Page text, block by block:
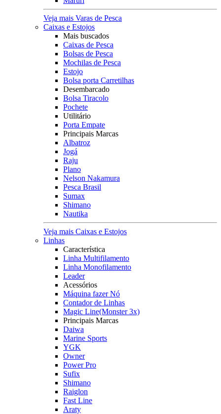
Veja mais Varas de Pesca
Caixas e Estojos
Mais buscados
Caixas de Pesca
Bolsas de Pesca
Mochilas de Pesca
Estojo
Bolsa porta Carretilhas
Desembarcado
Bolsa Tiracolo
Pochete
Utilitário
Porta Empate
Principais Marcas
Albatroz
Jogá
Raju
Plano
Nelson Nakamura
Pesca Brasil
Sumax
Shimano
Nautika
Veja mais Caixas e Estojos
Linhas
Característica
Linha Multifilamento
Linha Monofilamento
Leader
Acessórios
Máquina fazer Nó
Contador de Linhas
Magic Line(Monster 3x)
Principais Marcas
Daiwa
Marine Sports
YGK
Owner
Power Pro
Sufix
Shimano
Raiglon
Fast Line
Araty